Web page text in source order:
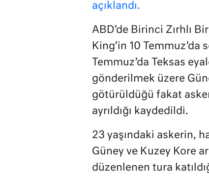
açıklandı.
ABD’de Birinci Zırhlı
King’in 10 Temmuz’da
Temmuz’da Teksas
gönderilmek üzere
götürüldüğü fakat
ayrıldığı kaydedildi.
23 yaşındaki askerin,
Güney ve Kuzey Kore
düzenlenen tura